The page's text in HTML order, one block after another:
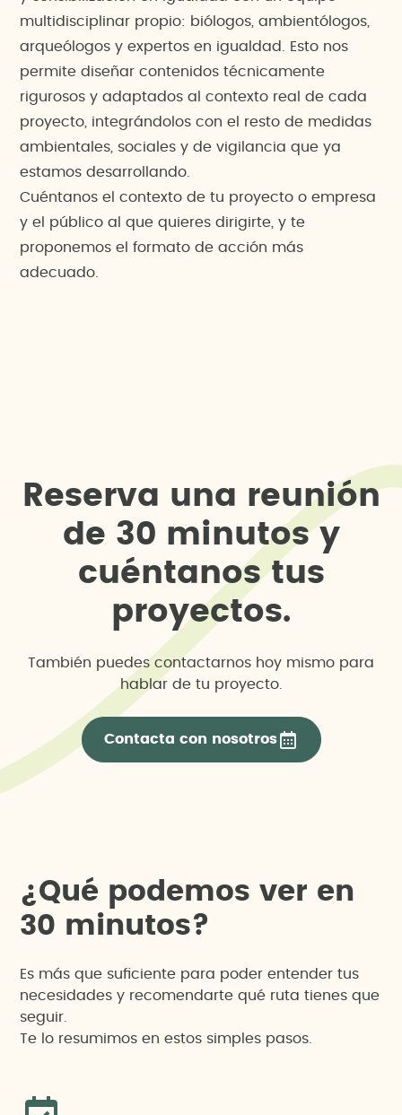
multidisciplinar propio: biólogos, ambientólogos,
arqueólogos y expertos en igualdad. Esto nos
permite diseñar contenidos técnicamente
rigurosos y adaptados al contexto real de cada
proyecto, integrándolos con el resto de medidas
ambientales, sociales y de vigilancia que ya
estamos desarrollando.
Cuéntanos el contexto de tu proyecto o empresa
y el público al que quieres dirigirte, y te
proponemos el formato de acción más
adecuado.
Reserva una reunión
d e 30 minutos y
cuéntanos tus
proyectos.
También puedes contactarnos hoy mismo para
hablar de tu proyecto.
Contacta con nosotros
¿Qué pod emos ver en
30 minutos?
Es más que suficiente para poder entender tus
necesidades y recomendarte qué ruta tienes que
seguir.
Te lo resumimos en estos simples pasos.